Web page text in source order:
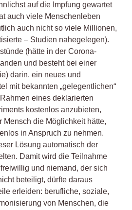
auf die Impfung gewartet
auch viele Menschenleben
auch nicht so viele Millionen,
– Studien nahegelegen).
(hätte in der Corona-
und besteht bei einer
darin, ein neues und
mit bekannten „gelegentlichen“
eines deklarierten
kostenlos anzubieten,
Mensch die Möglichkeit hätte,
in Anspruch zu nehmen.
Lösung automatisch der
Damit wird die Teilnahme
und niemand, der sich
beteiligt, dürfte daraus
erleiden: berufliche, soziale,
von Menschen, die